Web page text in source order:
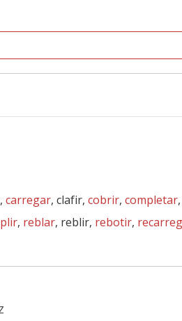
carregar, clafir, cobrir, completar
, reblar, reblir, rebotir,